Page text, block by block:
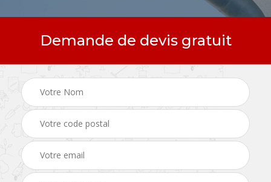
Demande de devis gratuit